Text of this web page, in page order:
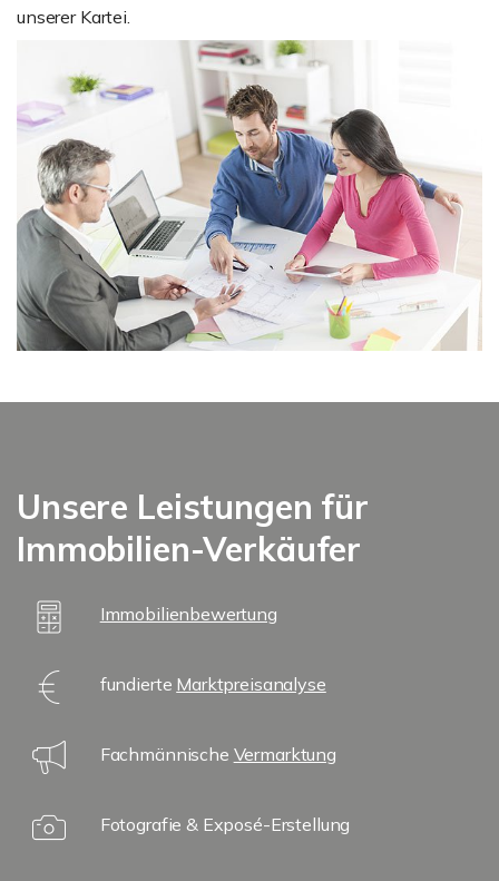
unserer Kartei.
Unsere Leistungen für
Immobilien-Verkäufer
Immobilienbewertung
fundierte Marktpreisanalyse
Fachmännische Vermarktung
Fotografie & Exposé-Erstellung